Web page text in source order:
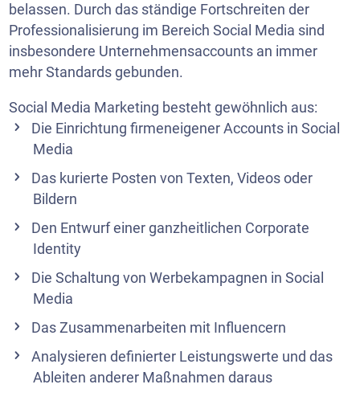
belassen. Durch das ständige Fortschreiten der
Professionalisierung im Bereich Social Media sind
insbesondere Unternehmensaccounts an immer
mehr Standards gebunden.
Social Media Marketing besteht gewöhnlich aus:
Die Einrichtung firmeneigener Accounts in Social
Media
Das kurierte Posten von Texten, Videos oder
Bildern
Den Entwurf einer ganzheitlichen Corporate
Identity
Die Schaltung von Werbekampagnen in Social
Media
Das Zusammenarbeiten mit Influencern
Analysieren definierter Leistungswerte und das
Ableiten anderer Maßnahmen daraus